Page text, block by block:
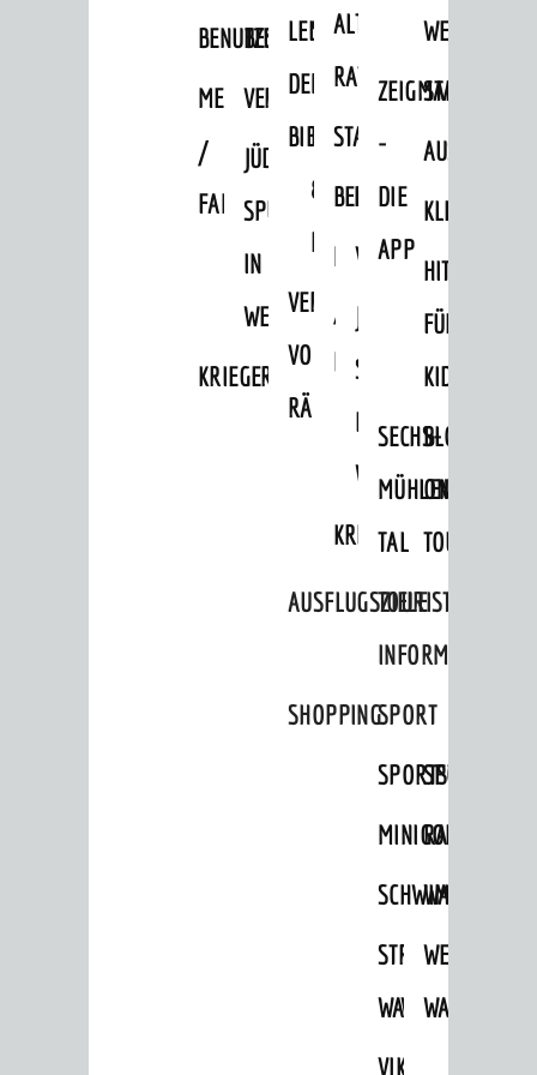
BENUTZUNG
MELDEKARTEI
/
FAMILIENFORSCHUNG
BESTANDSÜBERSICHT
VERÖFFENTLICHUNGEN
JÜDISCHE
SPUREN
IN
WEINHEIM
KRIEGERDENKMAL
LEIHVERKEHR
DER
BIBLIOTHEK
SERVICE
FÜR
LEHRER/INNEN
&
ERZIEHER/INNEN
VERMIETUNG
VON
RÄUMEN
ALTEN
RATHAUS
STADTARCHIV
BENUTZUNG
MELDEKARTEI
/
FAMILIENFORSCHUNG
JÜDISCHE
SPUREN
IN
WEINHEIM
KRIEGERDENKMAL
WEG
ZEIGMAL
-
DIE
APP
STADTTEILE
HITS
FÜR
KIDS
SECHS-
MÜHLEN-
TAL
BLOGGER
ON
TOUR
AUSFLUGSZIELE
TOURIST
INFORMATION
SHOPPINGSPORT
SPORTSTÄTTEN
MINIGOLFRADFAHREN
SCHWIMMEN
STRANDBAD
WAIDSEE
TSG
VIKTOR-
WANDERN
WEINHEIMER
ENTWICKLUNG
Aktuelle Bauprojekte
Aktuelle Beteiligungen in der
Stadtentwicklung
Stadtentwicklung /
Verkehrsplanung